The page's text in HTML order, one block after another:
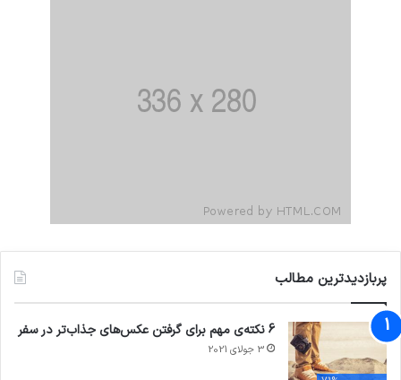
پربازدیدترین مطالب
6 نکته‌ی مهم برای گرفتن عکس‌های جذاب‌تر در سفر
3 جولای 2021